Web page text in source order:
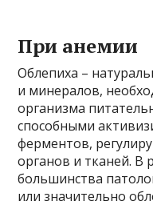
При анемии
Облепиха –
и минералов,
организма
способными
ферментов,
органов и тканей. В
большинства
или значительно